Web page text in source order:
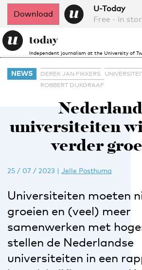
Download
U-Today
Free - in
Independent journalism at the University of
NEWS DEREK JAN FIKKERS
ROBBERT DIJKGRAAF
universiteiten
verder
25 / 07 / 2023 | Jelle Posthuma
Universiteiten moeten
groeien en (veel) meer
samenwerken met
stellen de Nederlandse
universiteiten in een